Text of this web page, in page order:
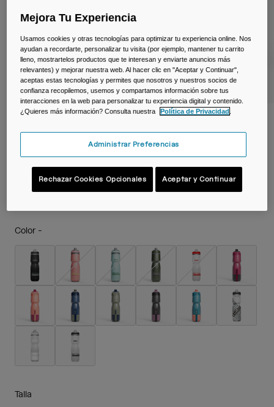
Bolsas Hidratación
Accessorios
Ver todo
38114
Price reduced from
22,99 €to16,09 € 30% OFF
Color -
Talla
Mejora Tu Experiencia
Usamos cookies y otras tecnologías para optimizar tu experiencia online. Nos
ayudan a recordarte, personalizar tu visita (por ejemplo, mantener tu carrito
lleno, mostrartelos productos que te interesan y enviarte anuncios más
relevantes) y mejorar nuestra web. Al hacer clic en "Aceptar y Continuar",
aceptas estas tecnologías y permites que nosotros y nuestros socios de
confianza recopilemos, usemos y compartamos información sobre tus
interacciones en la web para personalizar tu experiencia digital y contenido.
¿Quieres más información? Consulta nuestra
Política de Privacidad
Administrar Preferencias
Rechazar Cookies Opcionales Aceptar y Continuar